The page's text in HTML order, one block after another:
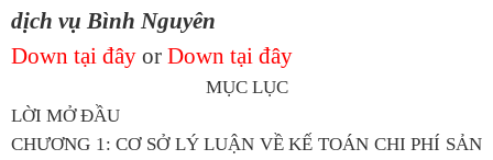
dịch vụ Bình Nguyên
Down tại đây or Down tại đây
MỤC LỤC
LỜI MỞ ĐẦU
CHƯƠNG 1: CƠ SỞ LÝ LUẬN VỀ KẾ TOÁN CHI PHÍ SẢN